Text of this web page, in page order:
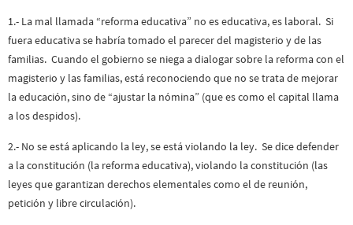
1.- La mal llamada “reforma educativa” no es educativa, es laboral. Si
fuera educativa se habría tomado el parecer del magisterio y de las
familias. Cuando el gobierno se niega a dialogar sobre la reforma con el
magisterio y las familias, está reconociendo que no se trata de mejorar
la educación, sino de “ajustar la nómina” (que es como el capital llama
a los despidos).
2.- No se está aplicando la ley, se está violando la ley. Se dice defender
a la constitución (la reforma educativa), violando la constitución (las
leyes que garantizan derechos elementales como el de reunión,
petición y libre circulación).